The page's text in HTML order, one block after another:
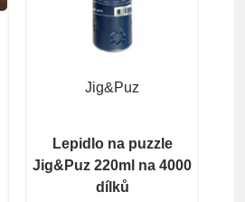
Jig&Puz
Lepidlo na puzzle
Jig&Puz 220ml na 4000
dílků